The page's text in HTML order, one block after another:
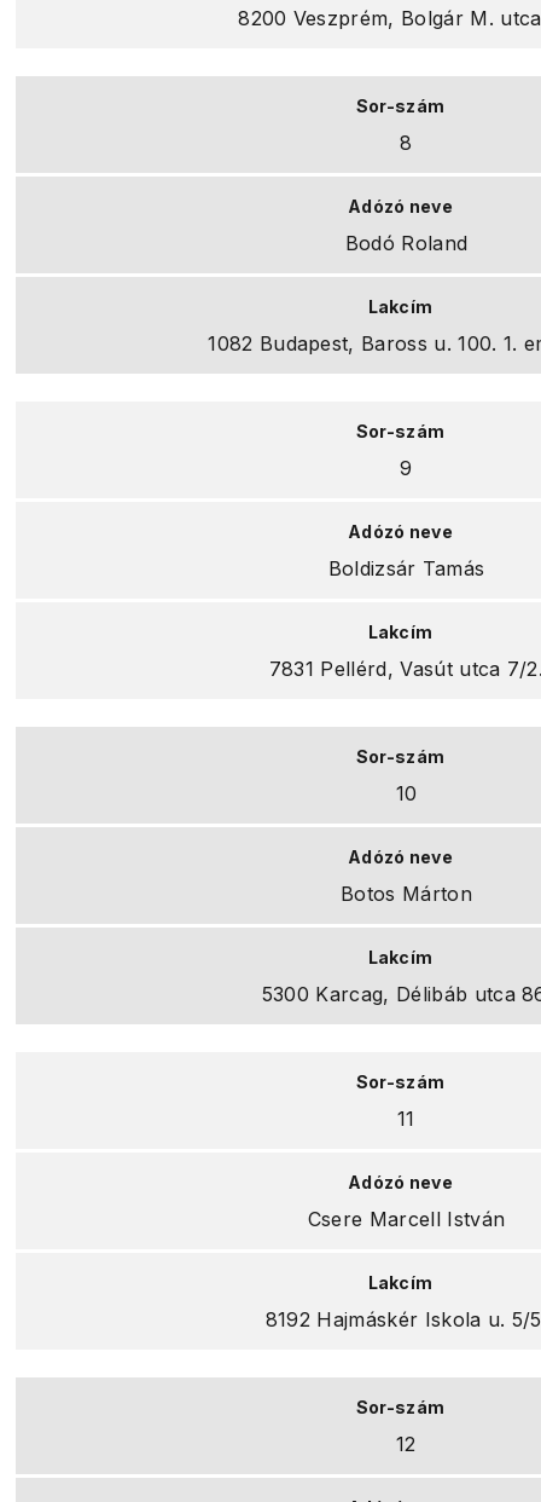
8200 Veszprém, Bolgár M.
8
Bodó Roland
1082 Budapest, Baross u. 100. 1.
9
Boldizsár Tamás
7831 Pellérd, Vasút utca 7/
10
Botos Márton
5300 Karcag, Délibáb utca
11
Csere Marcell István
8192 Hajmáskér Iskola u. 5/
12